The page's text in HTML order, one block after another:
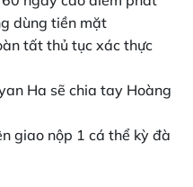
dùng tiền mặt
tất thủ tục xác thực
Ha sẽ chia tay Hoàng
giao nộp 1 cá thể kỳ đà